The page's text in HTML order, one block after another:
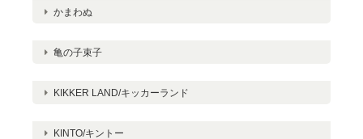
かまわぬ
亀の子束子
KIKKER LAND/キッカーランド
KINTO/キントー